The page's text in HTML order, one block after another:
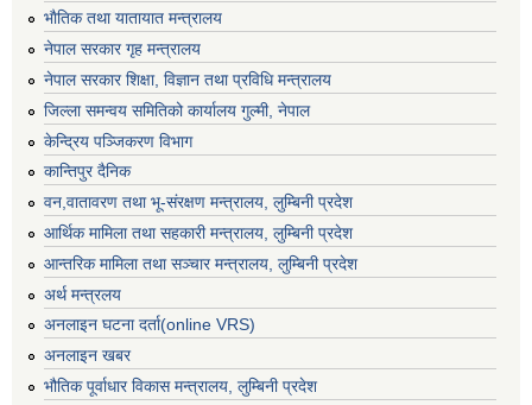
भाैतिक तथा यातायात मन्त्रालय
नेपाल सरकार गृह मन्त्रालय
नेपाल सरकार शिक्षा, विज्ञान तथा प्रविधि मन्त्रालय
जिल्ला समन्वय समितिको कार्यालय गुल्मी, नेपाल
केन्द्रिय पञ्जिकरण विभाग
कान्तिपुर दैनिक
वन,वातावरण तथा भू-संरक्षण मन्त्रालय, लुम्बिनी प्रदेश
आर्थिक मामिला तथा सहकारी मन्त्रालय, लुम्बिनी प्रदेश
आन्तरिक मामिला तथा सञ्चार मन्त्रालय, लुम्बिनी प्रदेश
अर्थ मन्त्रलय
अनलाइन घटना दर्ता(online VRS)
अनलाइन खबर
भौतिक पूर्वाधार विकास मन्त्रालय, लुम्बिनी प्रदेश